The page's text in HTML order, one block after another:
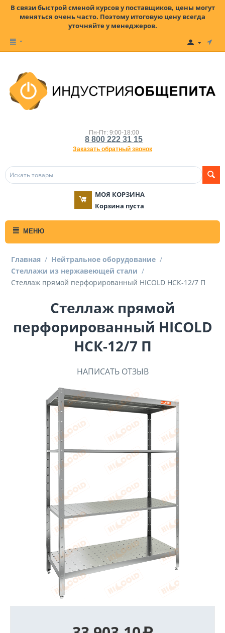
В связи быстрой сменой курсов у поставщиков, цены могут
меняться очень часто. Поэтому итоговую цену всегда
уточняйте у менеджеров.
Пн-Пт: 9:00-18:00
8 800 222 31 15
Заказать обратный звонок
МОЯ КОРЗИНА
Корзина пуста
МЕНЮ
Главная / Нейтральное оборудование /
Стеллажи из нержавеющей стали /
Стеллаж прямой перфорированный HICOLD НСК-12/7 П
Стеллаж прямой
перфорированный HICOLD
НСК-12/7 П
НАПИСАТЬ ОТЗЫВ